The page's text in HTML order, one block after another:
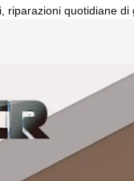
riparazioni quotidiane